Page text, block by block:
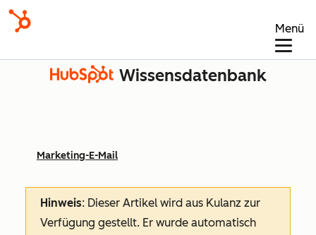
Menü
Wissensdatenbank
Marketing-E-Mail
Hinweis: Dieser Artikel wird aus Kulanz zur
Verfügung gestellt. Er wurde automatisch